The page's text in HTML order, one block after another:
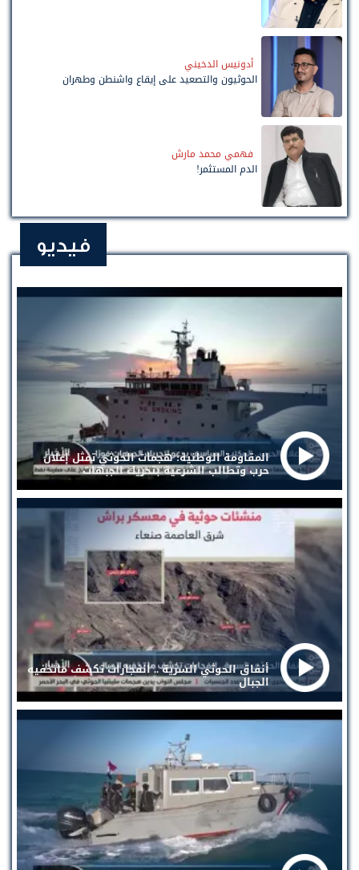
أدونيس الدخيني
الحوثيون والتصعيد على إيقاع واشنطن وطهران
فهمي محمد مارش
الدم المستثمر!
فيديو
المقاومة الوطنية: هجمات الحوثي تمثل إعلان
حرب وتطالب الشرعية بتحريك الجبهات
أنفاق الحوثي السرية .. انفجارات تكشف ماتخفيه
الجبال